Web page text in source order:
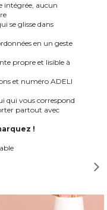
intégrée, aucun
se glisse dans
en un geste
propre et lisible à
et numéro ADELI
qui vous correspond
partout avec
!